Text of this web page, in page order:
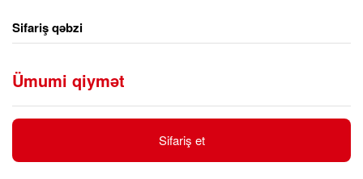
Sifariş qəbzi
Ümumi qiymət
Sifariş et